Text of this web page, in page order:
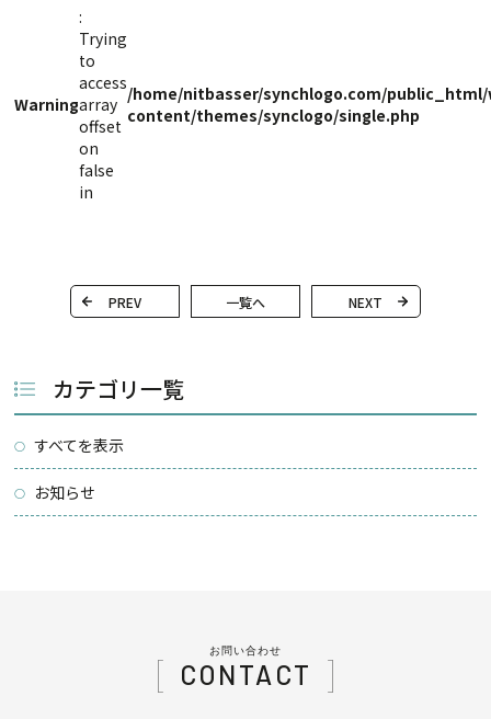
Warning
:
Trying
to
access
array
offset
on
false
in
/home/nitbasser/synchlogo.com/
content/themes/synclogo/single.php
PREV 一覧へ NEXT
カテゴリ一覧
すべてを表示
お知らせ
お問い合わせ
CONTACT